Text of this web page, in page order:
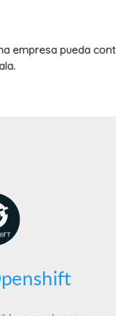
empresa pueda